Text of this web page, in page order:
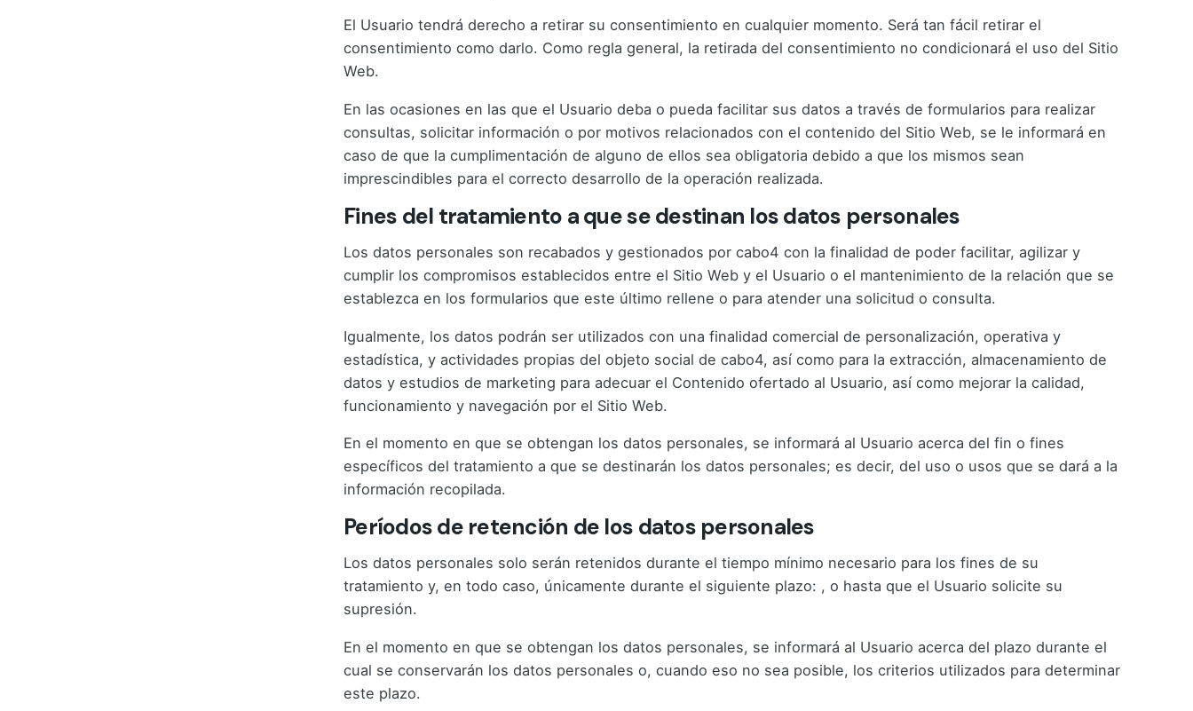
El Usuario tendrá derecho a retirar su consentimiento en cualquier momento. Será tan fácil retirar el
consentimiento como darlo. Como regla general, la retirada del consentimiento no condicionará el uso del Sitio
Web.
En las ocasiones en las que el Usuario deba o pueda facilitar sus datos a través de formularios para realizar
consultas, solicitar información o por motivos relacionados con el contenido del Sitio Web, se le informará en
caso de que la cumplimentación de alguno de ellos sea obligatoria debido a que los mismos sean
imprescindibles para el correcto desarrollo de la operación realizada.
Fines del tratamiento a que se destinan los datos personales
Los datos personales son recabados y gestionados por cabo4 con la finalidad de poder facilitar, agilizar y
cumplir los compromisos establecidos entre el Sitio Web y el Usuario o el mantenimiento de la relación que se
establezca en los formularios que este último rellene o para atender una solicitud o consulta.
Igualmente, los datos podrán ser utilizados con una finalidad comercial de personalización, operativa y
estadística, y actividades propias del objeto social de cabo4, así como para la extracción, almacenamiento de
datos y estudios de marketing para adecuar el Contenido ofertado al Usuario, así como mejorar la calidad,
funcionamiento y navegación por el Sitio Web.
En el momento en que se obtengan los datos personales, se informará al Usuario acerca del fin o fines
específicos del tratamiento a que se destinarán los datos personales; es decir, del uso o usos que se dará a la
información recopilada.
Períodos de retención de los datos personales
Los datos personales solo serán retenidos durante el tiempo mínimo necesario para los fines de su
tratamiento y, en todo caso, únicamente durante el siguiente plazo: , o hasta que el Usuario solicite su
supresión.
En el momento en que se obtengan los datos personales, se informará al Usuario acerca del plazo durante el
cual se conservarán los datos personales o, cuando eso no sea posible, los criterios utilizados para determinar
este plazo.